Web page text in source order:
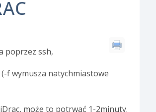
poprzez ssh,
(-f wymusza natychmiastowe
może to potrwać 1-2minuty.